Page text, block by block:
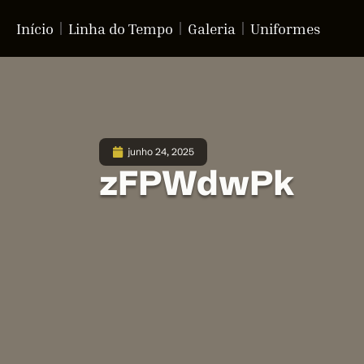
Início Linha do Tempo Galeria Uniformes
junho 24, 2025
zFPWdwPk